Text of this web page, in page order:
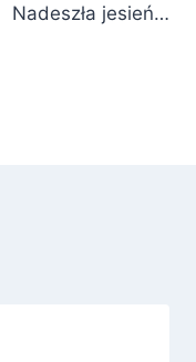
Nadeszła jesień…